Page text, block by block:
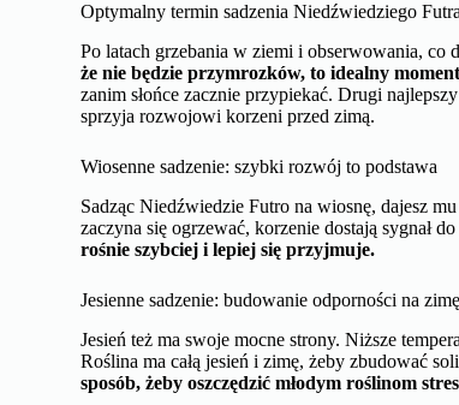
Optymalny termin sadzenia Niedźwiedziego
Po latach grzebania w ziemi i obserwowania, co
że nie będzie przymrozków, to idealny
zanim słońce zacznie przypiekać. Drugi
sprzyja rozwojowi korzeni przed zimą.
Wiosenne sadzenie: szybki rozwój to podstawa
Sadząc Niedźwiedzie Futro na wiosnę, dajesz
zaczyna się ogrzewać, korzenie dostają sygnał
rośnie szybciej i lepiej się przyjmuje.
Jesienne sadzenie: budowanie odporności na zimę
Jesień też ma swoje mocne strony. Niższe
Roślina ma całą jesień i zimę, żeby zbudować
sposób, żeby oszczędzić młodym roślinom